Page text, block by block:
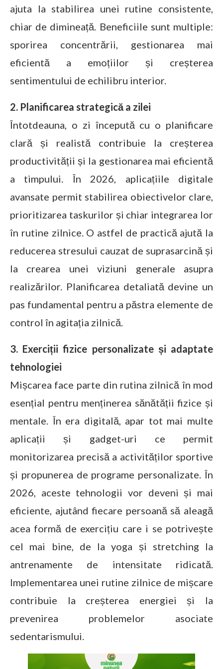
ajuta la stabilirea unei rutine consistente,
chiar de dimineață. Beneficiile sunt multiple:
sporirea concentrării, gestionarea mai
eficientă a emoțiilor și creșterea
sentimentului de echilibru interior.
2. Planificarea strategică a zilei
Întotdeauna, o zi începută cu o planificare
clară și realistă contribuie la creșterea
productivității și la gestionarea mai eficientă
a timpului. În 2026, aplicațiile digitale
avansate permit stabilirea obiectivelor clare,
prioritizarea taskurilor și chiar integrarea lor
în rutine zilnice. O astfel de practică ajută la
reducerea stresului cauzat de suprasarcină și
la crearea unei viziuni generale asupra
realizărilor. Planificarea detaliată devine un
pas fundamental pentru a păstra elemente de
control în agitația zilnică.
3. Exerciții fizice personalizate și adaptate
tehnologiei
Mișcarea face parte din rutina zilnică în mod
esențial pentru menținerea sănătății fizice și
mentale. În era digitală, apar tot mai multe
aplicații și gadget-uri ce permit
monitorizarea precisă a activităților sportive
și propunerea de programe personalizate. În
2026, aceste tehnologii vor deveni și mai
eficiente, ajutând fiecare persoană să aleagă
acea formă de exercițiu care i se potrivește
cel mai bine, de la yoga și stretching la
antrenamente de intensitate ridicată.
Implementarea unei rutine zilnice de mișcare
contribuie la creșterea energiei și la
prevenirea problemelor asociate
sedentarismului.